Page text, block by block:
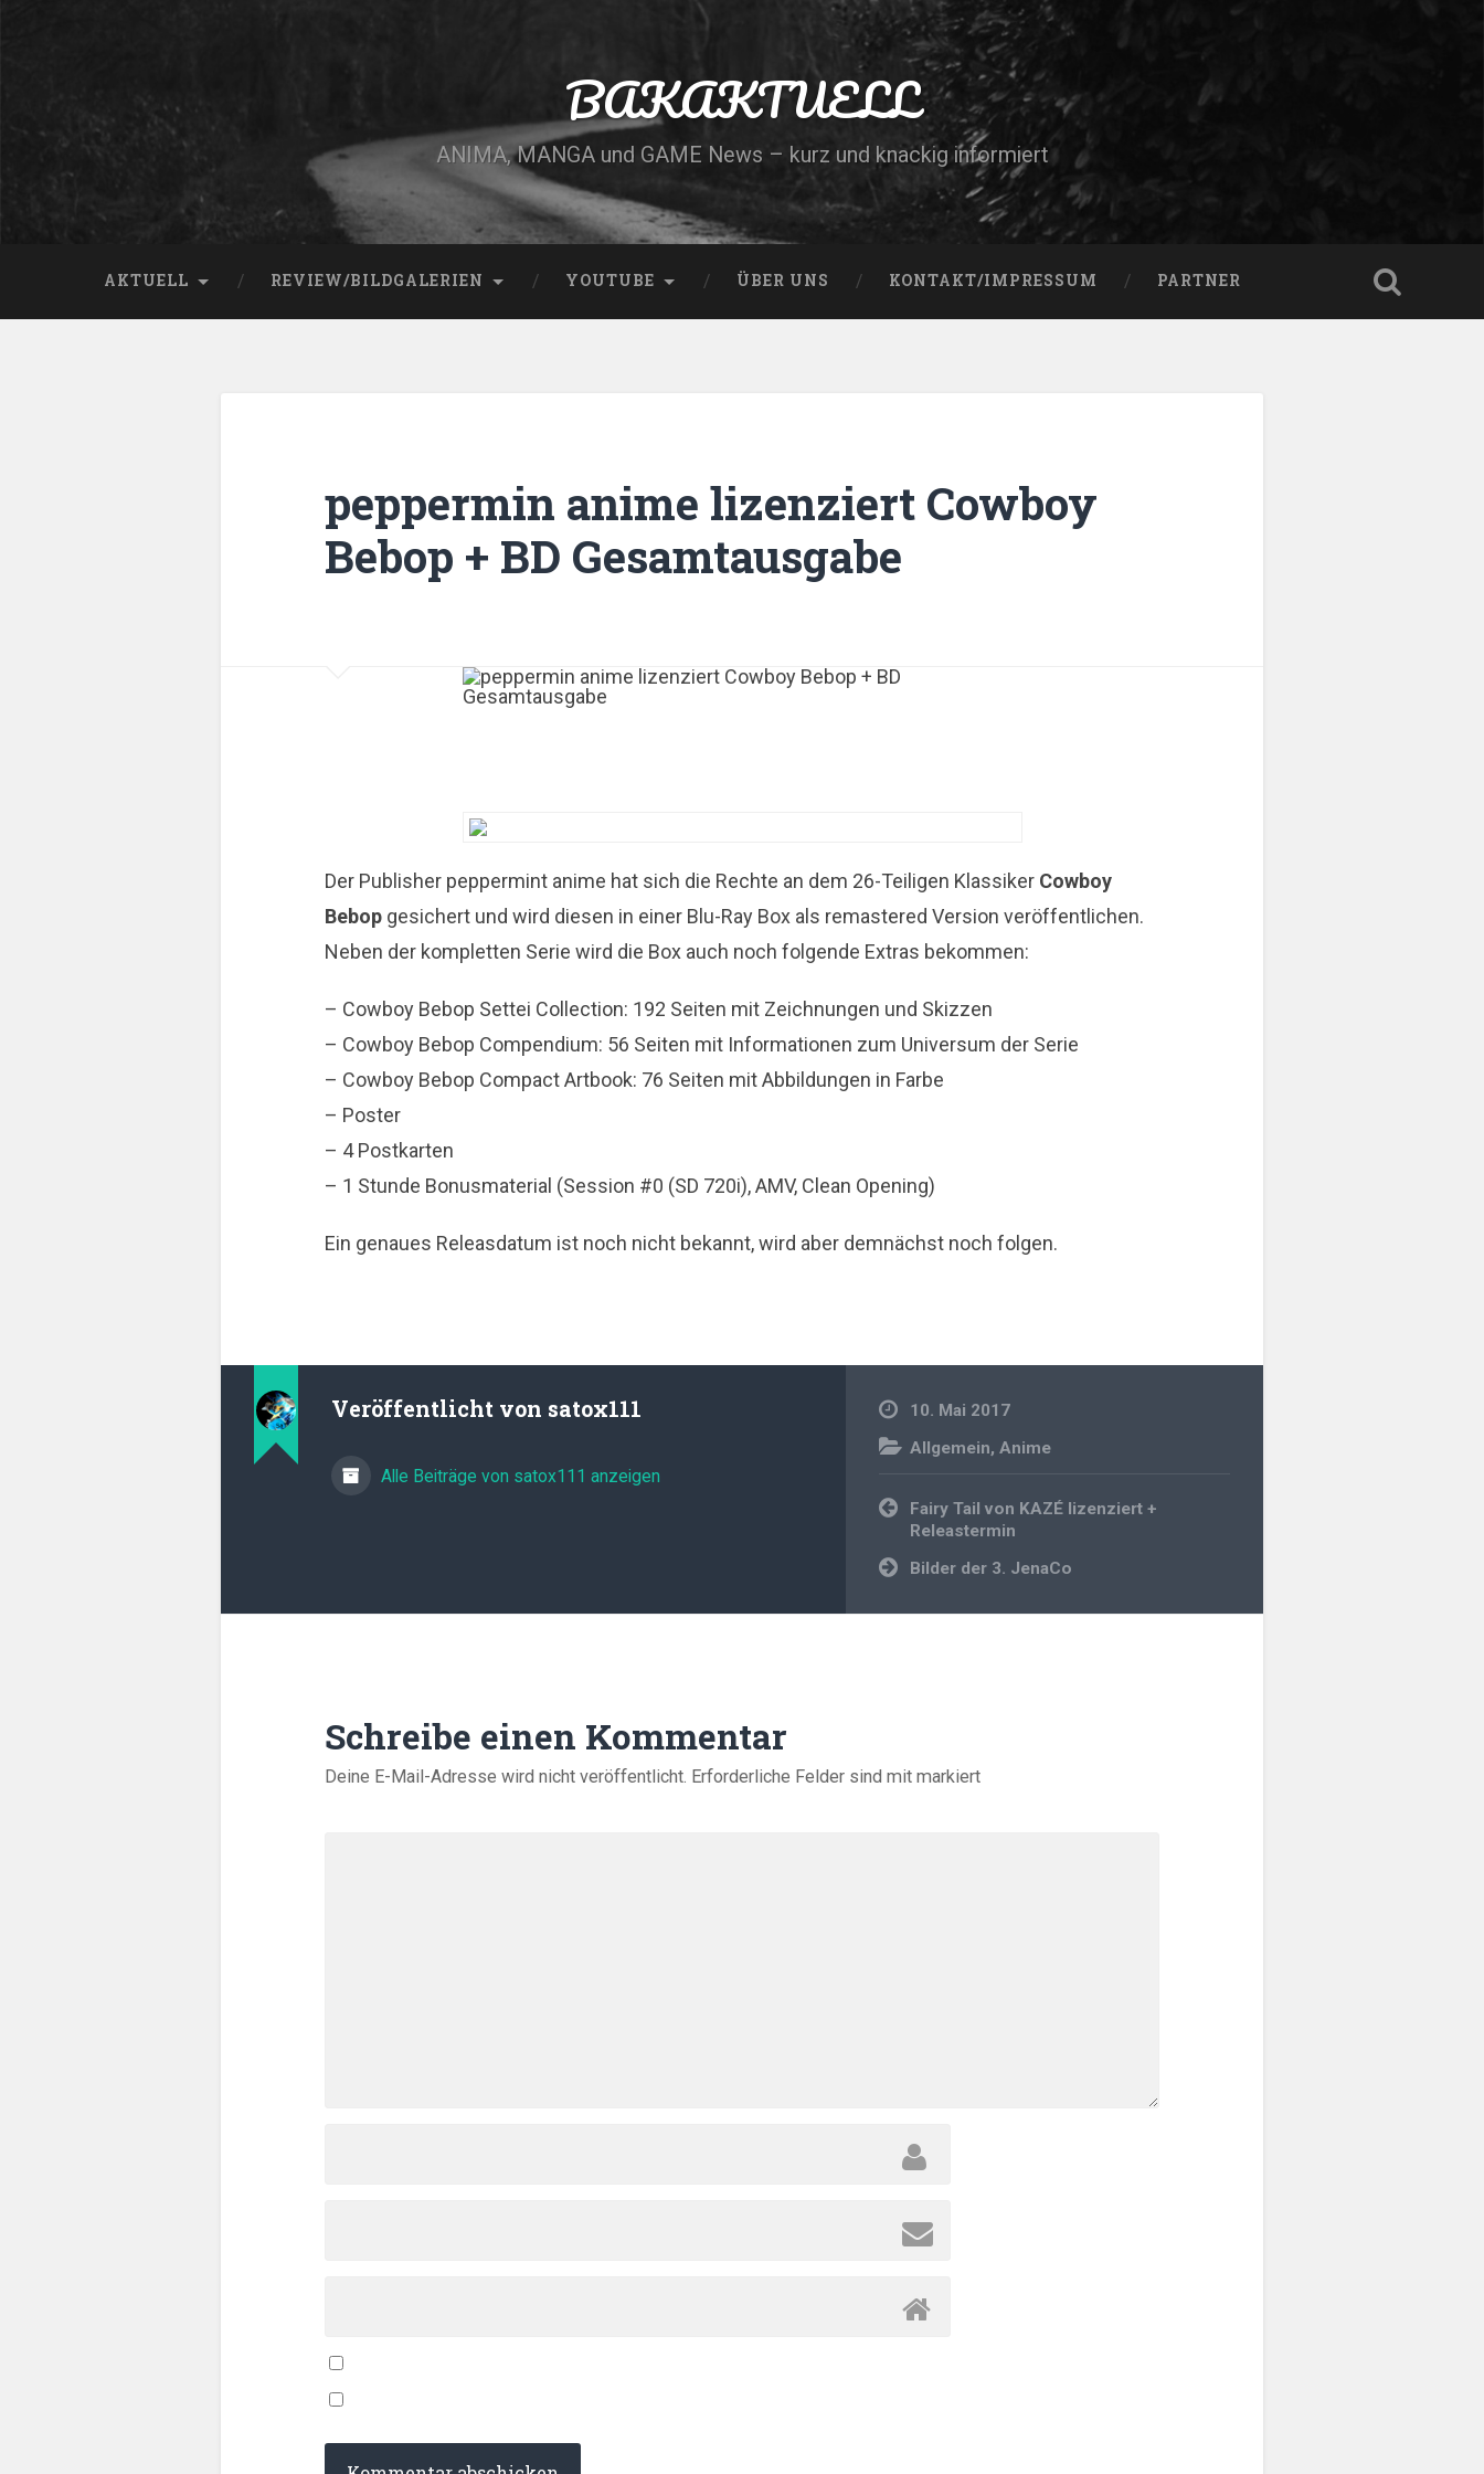
BAKAKTUELL
ANIMA, MANGA und GAME News – kurz und knackig informiert
AKTUELL REVIEW/BILDGALERIEN YOUTUBE ÜBER UNS KONTAKT/IMPRESSUM PARTNER
peppermin anime lizenziert Cowboy
Bebop + BD Gesamtausgabe
Der Publisher peppermint anime hat sich die Rechte an dem 26-Teiligen Klassiker Cowboy
Bebop gesichert und wird diesen in einer Blu-Ray Box als remastered Version veröffentlichen.
Neben der kompletten Serie wird die Box auch noch folgende Extras bekommen:
– Cowboy Bebop Settei Collection: 192 Seiten mit Zeichnungen und Skizzen
– Cowboy Bebop Compendium: 56 Seiten mit Informationen zum Universum der Serie
– Cowboy Bebop Compact Artbook: 76 Seiten mit Abbildungen in Farbe
– Poster
– 4 Postkarten
– 1 Stunde Bonusmaterial (Session #0 (SD 720i), AMV, Clean Opening)
Ein genaues Releasdatum ist noch nicht bekannt, wird aber demnächst noch folgen.
Veröffentlicht von satox111
Alle Beiträge von satox111 anzeigen
10. Mai 2017
Allgemein,Anime
Beitragsnavigation
Fairy Tail von KAZÉ lizenziert +
Releastermin
Bilder der 3. JenaCo
Schreibe einen Kommentar
Deine E-Mail-Adresse wird nicht veröffentlicht. Erforderliche Felder sind mitmarkiert